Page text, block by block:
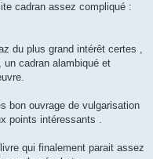
cadran assez compliqué :
du plus grand intérêt certes ,
cadran alambiqué et
bon ouvrage de vulgarisation
points intéressants .
qui finalement parait assez